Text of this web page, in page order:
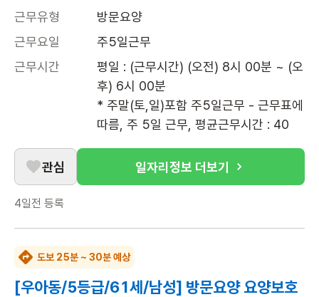
근무유형
방문요양
근무요일
주5일근무
근무시간
평일 : (근무시간) (오전) 8시 00분 ~ (오
후) 6시 00분
* 주말(토,일)포함 주5일근무 - 근무표에
따름, 주 5일 근무, 평균근무시간 : 40
관심 일자리정보 더보기
4일전 등록
도보 25분 ~ 30분 예상
[우아동/5등급/61세/남성] 방문요양 요양보호